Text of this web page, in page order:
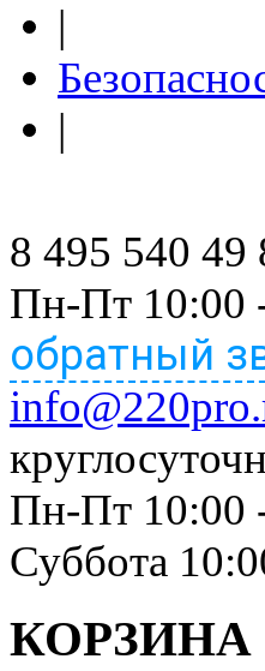
|
|
8 495 540 49
Пн-Пт 10:00
обратный
Пн-Пт 10:00
Суббота
КОРЗИНА